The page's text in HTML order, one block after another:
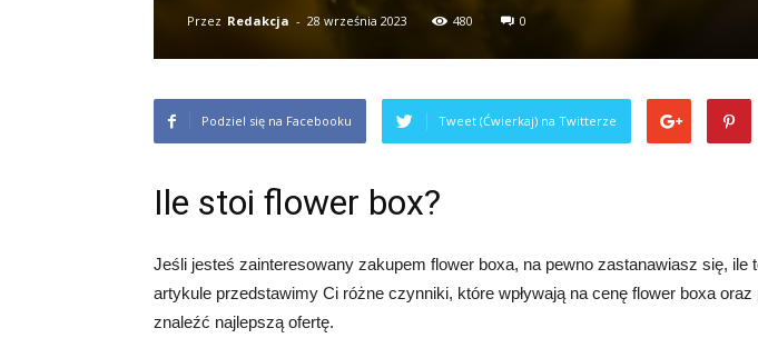
Przez Redakcja - 28 września 2023 480 0
Podziel się na Facebooku Tweet (Ćwierkaj) na Twitterze
Ile stoi flower box?
Jeśli jesteś zainteresowany zakupem flower boxa, na pewno zastanawiasz się, ile
artykule przedstawimy Ci różne czynniki, które wpływają na cenę flower boxa oraz
znaleźć najlepszą ofertę.